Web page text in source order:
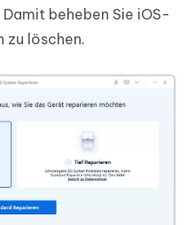
Damit beheben Sie iOS-
zu löschen.